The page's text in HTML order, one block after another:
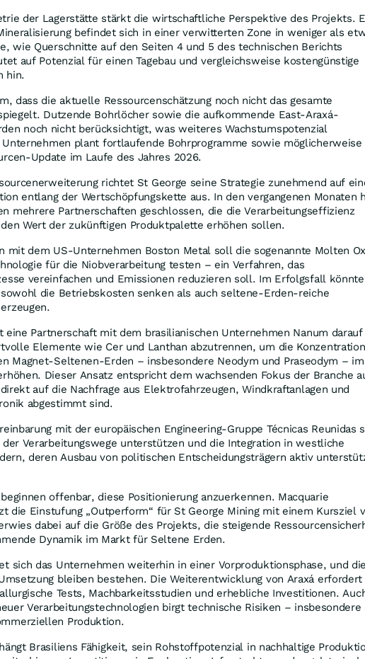
der Lagerstätte stärkt die wirtschaftliche Perspektive des Projekts.
befindet sich in einer verwitterten Zone in weniger als
wie Querschnitte auf den Seiten 4 und 5 des technischen Berichts
auf Potenzial für einen Tagebau und vergleichsweise kostengünstige
hin.
dass die aktuelle Ressourcenschätzung noch nicht das gesamte
Dutzende Bohrlöcher sowie die aufkommende East-Araxá-
noch nicht berücksichtigt, was weiteres Wachstumspotenzial
plant fortlaufende Bohrprogramme sowie möglicherweise
Update im Laufe des Jahres 2026.
richtet St George seine Strategie zunehmend auf
entlang der Wertschöpfungskette aus. In den vergangenen Monaten
mehrere Partnerschaften geschlossen, die die Verarbeitungseffizienz
Wert der zukünftigen Produktpalette erhöhen sollen.
mit dem US-Unternehmen Boston Metal soll die sogenannte Molten
für die Niobverarbeitung testen – ein Verfahren, das
vereinfachen und Emissionen reduzieren soll. Im Erfolgsfall könnte
sowohl die Betriebskosten senken als auch seltene-Erden-reiche
eine Partnerschaft mit dem brasilianischen Unternehmen Nanum darauf
Elemente wie Cer und Lanthan abzutrennen, um die Konzentration
Magnet-Seltenen-Erden – insbesondere Neodym und Praseodym – im
Dieser Ansatz entspricht dem wachsenden Fokus der Branche
auf die Nachfrage aus Elektrofahrzeugen, Windkraftanlagen und
abgestimmt sind.
mit der europäischen Engineering-Gruppe Técnicas Reunidas
der Verarbeitungswege unterstützen und die Integration in westliche
deren Ausbau von politischen Entscheidungsträgern aktiv
offenbar, diese Positionierung anzuerkennen. Macquarie
die Einstufung „Outperform“ für St George Mining mit einem Kursziel
dabei auf die Größe des Projekts, die steigende
Dynamik im Markt für Seltene Erden.
sich das Unternehmen weiterhin in einer Vorproduktionsphase, und die
bleiben bestehen. Die Weiterentwicklung von Araxá erfordert
Tests, Machbarkeitsstudien und erhebliche Investitionen.
Verarbeitungstechnologien birgt technische Risiken – insbesondere
Produktion.
Brasiliens Fähigkeit, sein Rohstoffpotenzial in nachhaltige